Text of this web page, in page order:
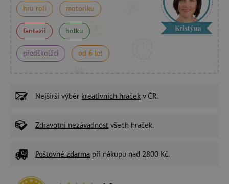
hru rolí motoriku
fantazii holku
předškoláci od 6 let
Kristýna
Nejširší výběr kreativních hraček v ČR.
Zdravotní nezávadnost všech hraček.
Poštovné zdarma při nákupu nad 2800 Kč.